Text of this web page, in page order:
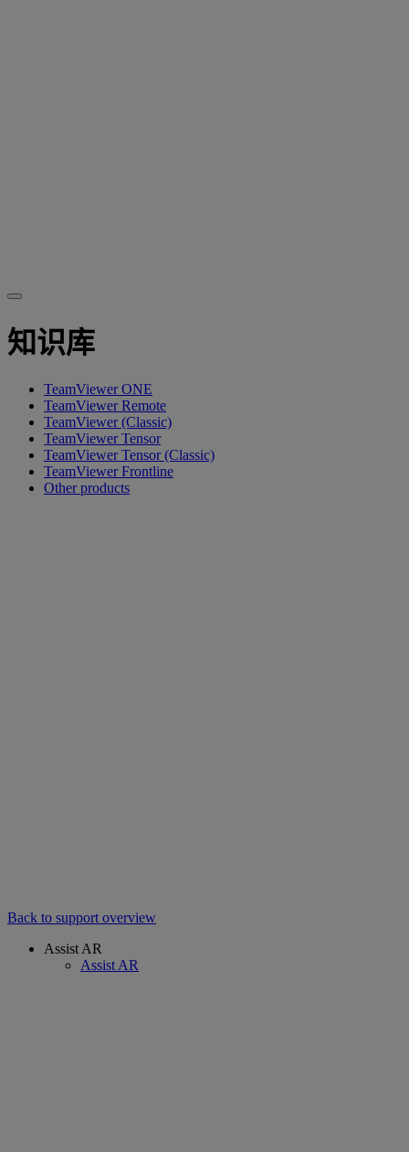
知识库
TeamViewer ONE
TeamViewer Remote
TeamViewer (Classic)
TeamViewer Tensor
TeamViewer Tensor (Classic)
TeamViewer Frontline
Other products
Back to support overview
Assist AR
Assist AR